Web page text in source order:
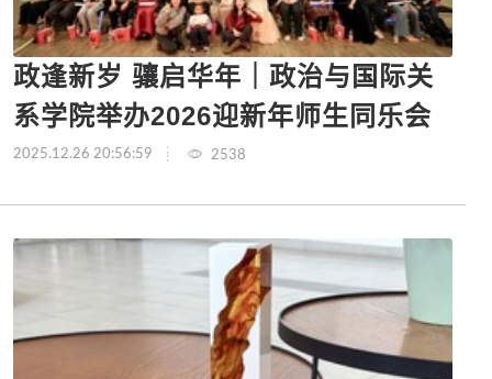
政逢新岁 骧启华年｜政治与国际关
系学院举办2026迎新年师生同乐会
2025.12.26 20:56:59 2538